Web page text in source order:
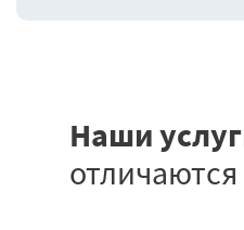
Наши
отличаются